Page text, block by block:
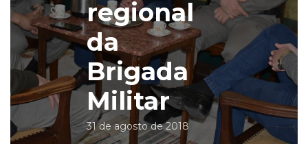
regional
da
Brigada
Militar
31 de agosto de 2018